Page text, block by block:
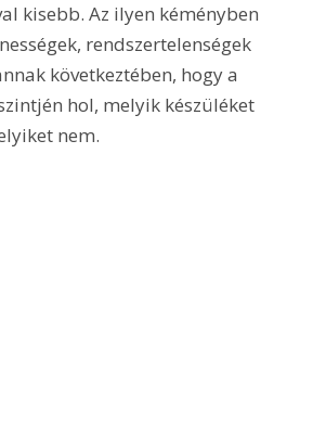
kisebb. Az ilyen kéményben
rendszertelenségek
következtében, hogy a
hol, melyik készüléket
nem.